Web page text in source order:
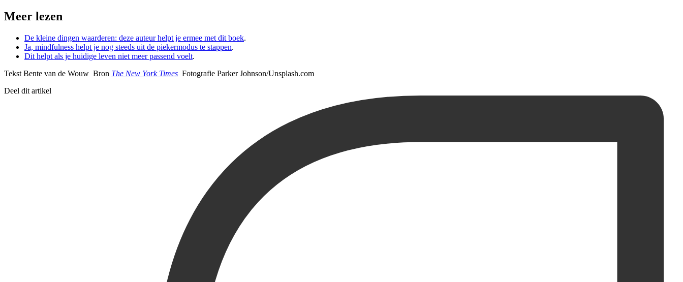
Meer lezen
De kleine dingen waarderen: deze auteur helpt je ermee met dit boek.
Ja, mindfulness helpt je nog steeds uit de piekermodus te stappen.
Dit helpt als je huidige leven niet meer passend voelt.
Tekst Bente van de Wouw Bron The New York Times Fotografie Parker Johnson/Unsplash.com
Deel dit artikel